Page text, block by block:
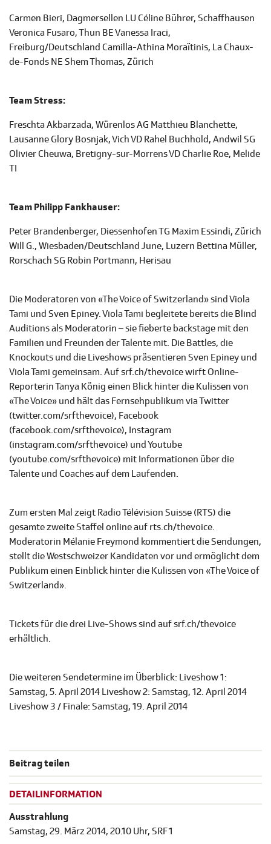
Carmen Bieri, Dagmersellen LU Céline Bührer, Schaffhausen
Veronica Fusaro, Thun BE Vanessa Iraci,
Freiburg/Deutschland Camilla-Athina Moraïtinis, La Chaux-
de-Fonds NE Shem Thomas, Zürich
Team Stress:
Freschta Akbarzada, Würenlos AG Matthieu Blanchette,
Lausanne Glory Bosnjak, Vich VD Rahel Buchhold, Andwil SG
Olivier Cheuwa, Bretigny-sur-Morrens VD Charlie Roe, Melide
TI
Team Philipp Fankhauser:
Peter Brandenberger, Diessenhofen TG Maxim Essindi, Zürich
Will G., Wiesbaden/Deutschland June, Luzern Bettina Müller,
Rorschach SG Robin Portmann, Herisau
Die Moderatoren von «The Voice of Switzerland» sind Viola
Tami und Sven Epiney. Viola Tami begleitete bereits die Blind
Auditions als Moderatorin – sie fieberte backstage mit den
Familien und Freunden der Talente mit. Die Battles, die
Knockouts und die Liveshows präsentieren Sven Epiney und
Viola Tami gemeinsam. Auf srf.ch/thevoice wirft Online-
Reporterin Tanya König einen Blick hinter die Kulissen von
«The Voice» und hält das Fernsehpublikum via Twitter
(twitter.com/srfthevoice), Facebook
(facebook.com/srfthevoice), Instagram
(instagram.com/srfthevoice) und Youtube
(youtube.com/srfthevoice) mit Informationen über die
Talente und Coaches auf dem Laufenden.
Zum ersten Mal zeigt Radio Télévision Suisse (RTS) die
gesamte zweite Staffel online auf rts.ch/thevoice.
Moderatorin Mélanie Freymond kommentiert die Sendungen,
stellt die Westschweizer Kandidaten vor und ermöglicht dem
Publikum einen Einblick hinter die Kulissen von «The Voice of
Switzerland».
Tickets für die drei Live-Shows sind auf srf.ch/thevoice
erhältlich.
Die weiteren Sendetermine im Überblick: Liveshow 1:
Samstag, 5. April 2014 Liveshow 2: Samstag, 12. April 2014
Liveshow 3 / Finale: Samstag, 19. April 2014
Beitrag teilen
DETAILINFORMATION
Ausstrahlung
Samstag, 29. März 2014, 20.10 Uhr, SRF 1